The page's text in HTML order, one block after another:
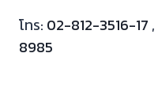
โทร: 02-812-3516-17 ,
8985